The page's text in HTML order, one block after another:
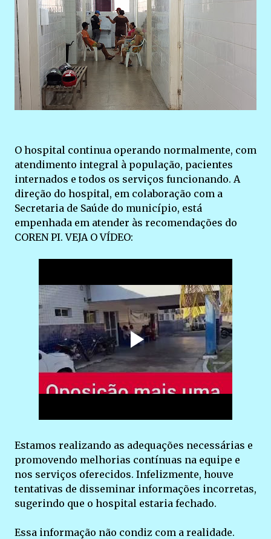
O hospital continua operando normalmente, com
atendimento integral à população, pacientes
internados e todos os serviços funcionando. A
direção do hospital, em colaboração com a
Secretaria de Saúde do município, está
empenhada em atender às recomendações do
COREN PI. VEJA O VÍDEO:
Estamos realizando as adequações necessárias e
promovendo melhorias contínuas na equipe e
nos serviços oferecidos. Infelizmente, houve
tentativas de disseminar informações incorretas,
sugerindo que o hospital estaria fechado.
Essa informação não condiz com a realidade.